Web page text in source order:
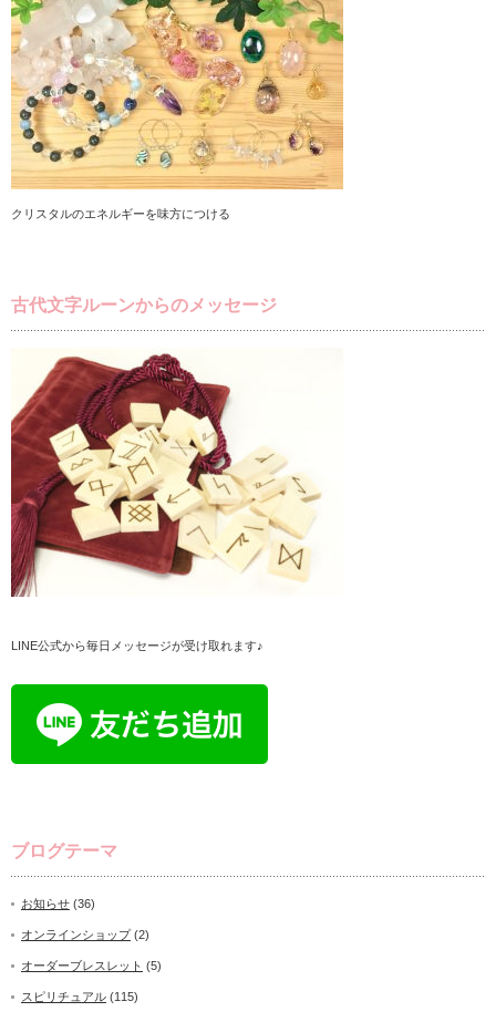
クリスタルのエネルギーを味方につける
古代文字ルーンからのメッセージ
LINE公式から毎日メッセージが受け取れます♪
ブログテーマ
お知らせ (36)
オンラインショップ(2)
オーダーブレスレット (5)
スピリチュアル (115)